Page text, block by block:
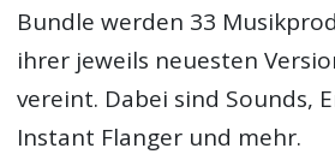
Bundle werden 33
ihrer jeweils neuesten
vereint. Dabei sind Sounds,
Instant Flanger und mehr.